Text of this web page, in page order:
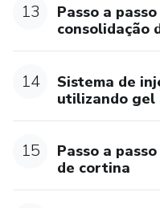
13
Passo a
consolidação
14
Sistema de
utilizando gel
15
Passo a
de cortina